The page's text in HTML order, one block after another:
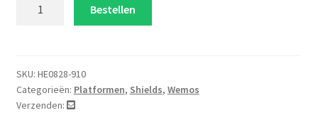
aantal
Bestellen
SKU: HE0828-910
Categorieën: Platformen, Shields, Wemos
Verzenden: